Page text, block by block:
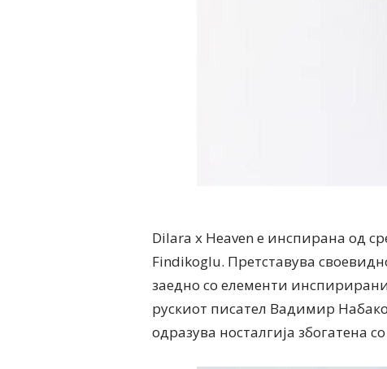
Dilara x Heaven е инспирана од
Findikoglu. Претставува
заедно со елементи
рускиот писател Вадимир
одразува носталгија збогатена